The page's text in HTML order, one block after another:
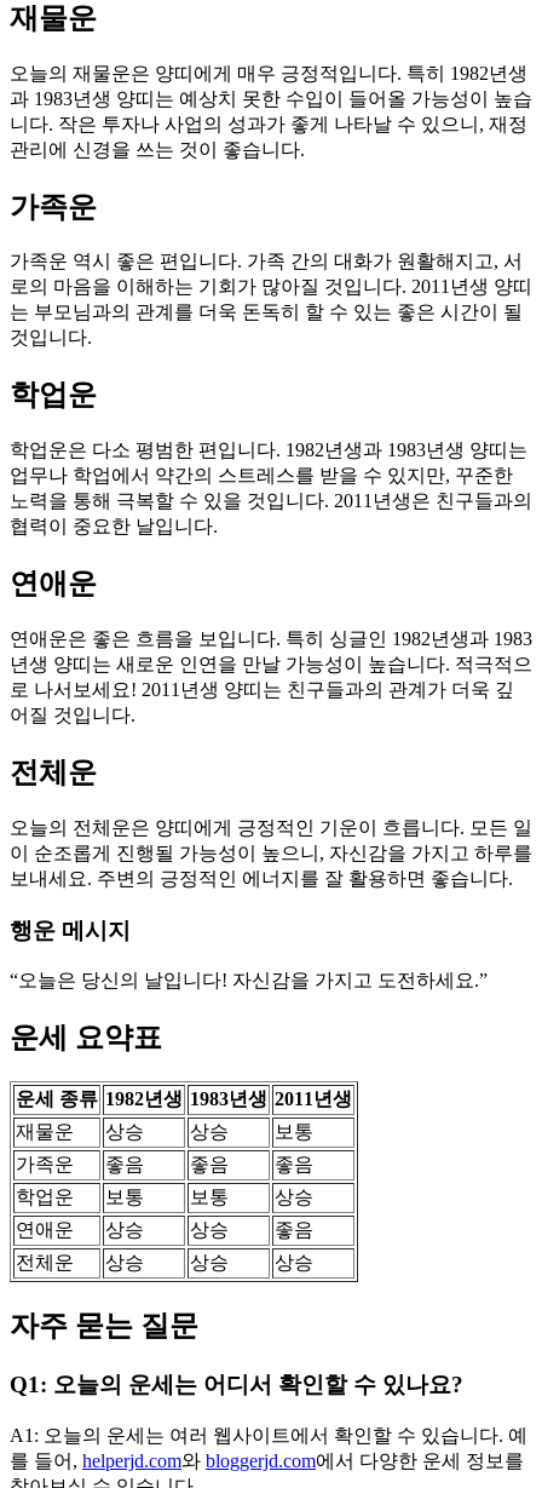
재물운
오늘의 재물운은 양띠에게 매우 긍정적입니다. 특히 1982년생
과 1983년생 양띠는 예상치 못한 수입이 들어올 가능성이 높습
니다. 작은 투자나 사업의 성과가 좋게 나타날 수 있으니, 재정
관리에 신경을 쓰는 것이 좋습니다.
가족운
가족운 역시 좋은 편입니다. 가족 간의 대화가 원활해지고, 서
로의 마음을 이해하는 기회가 많아질 것입니다. 2011년생 양띠
는 부모님과의 관계를 더욱 돈독히 할 수 있는 좋은 시간이 될
것입니다.
학업운
학업운은 다소 평범한 편입니다. 1982년생과 1983년생 양띠는
업무나 학업에서 약간의 스트레스를 받을 수 있지만, 꾸준한
노력을 통해 극복할 수 있을 것입니다. 2011년생은 친구들과의
협력이 중요한 날입니다.
연애운
연애운은 좋은 흐름을 보입니다. 특히 싱글인 1982년생과 1983
년생 양띠는 새로운 인연을 만날 가능성이 높습니다. 적극적으
로 나서보세요! 2011년생 양띠는 친구들과의 관계가 더욱 깊
어질 것입니다.
전체운
오늘의 전체운은 양띠에게 긍정적인 기운이 흐릅니다. 모든 일
이 순조롭게 진행될 가능성이 높으니, 자신감을 가지고 하루를
보내세요. 주변의 긍정적인 에너지를 잘 활용하면 좋습니다.
행운 메시지
“오늘은 당신의 날입니다! 자신감을 가지고 도전하세요.”
운세 요약표
운세 종류 1982년생 1983년생 2011년생
재물운
상승 상승
보통
가족운
좋음 좋음
좋음
학업운
보통 보통
상승
연애운
상승 상승
좋음
전체운
상승 상승 상승
자주 묻는 질문
Q1: 오늘의 운세는 어디서 확인할 수 있나요?
A1: 오늘의 운세는 여러 웹사이트에서 확인할 수 있습니다. 예
를 들어, helperjd.com와 bloggerjd.com에서 다양한 운세 정보를